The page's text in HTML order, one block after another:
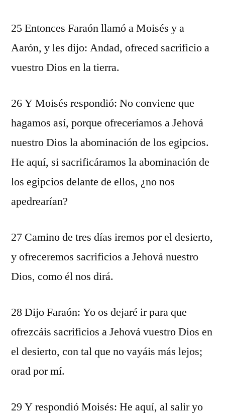
25 Entonces Faraón llamó a Moisés y a
Aarón, y les dijo: Andad, ofreced sacrificio a
vuestro Dios en la tierra.
26 Y Moisés respondió: No conviene que
hagamos así, porque ofreceríamos a Jehová
nuestro Dios la abominación de los egipcios.
He aquí, si sacrificáramos la abominación de
los egipcios delante de ellos, ¿no nos
apedrearían?
27 Camino de tres días iremos por el desierto,
y ofreceremos sacrificios a Jehová nuestro
Dios, como él nos dirá.
28 Dijo Faraón: Yo os dejaré ir para que
ofrezcáis sacrificios a Jehová vuestro Dios en
el desierto, con tal que no vayáis más lejos;
orad por mí.
29 Y respondió Moisés: He aquí, al salir yo